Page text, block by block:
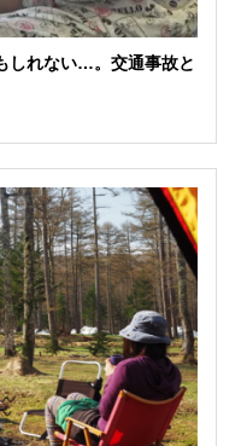
しれない…。交通事故と